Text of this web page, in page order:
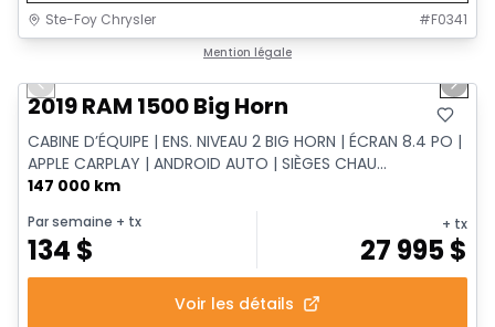
Ste-Foy Chrysler #F0341
Mention légale
Previous slide Next
2019 RAM 1500 Big Horn
CABINE D’ÉQUIPE | ENS. NIVEAU 2 BIG HORN | ÉCRAN 8.4 PO |
APPLE CARPLAY | ANDROID AUTO | SIÈGES CHAU...
147 000 km
Par semaine + tx
134 $
+ tx
27 995$
Voir les détails